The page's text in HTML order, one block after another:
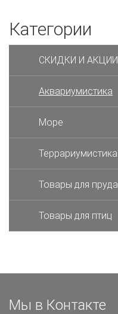
Категории
СКИДКИ И АКЦИИ
Аквариумистика
Море
Террариумистика
Товары для пруда
Товары для птиц
Мы в Контакте